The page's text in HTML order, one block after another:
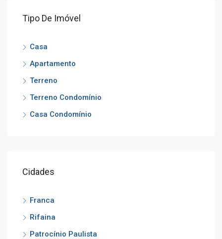
Tipo De Imóvel
Casa
Apartamento
Terreno
Terreno Condomínio
Casa Condomínio
Cidades
Franca
Rifaina
Patrocínio Paulista